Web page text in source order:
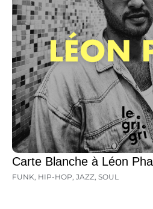
Carte Blanche à Léon Phal
FUNK, HIP-HOP, JAZZ, SOUL